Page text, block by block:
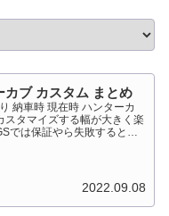
カブ カスタム まとめ
納車時 現在時 ハンターカ
スタマイズする幅が大きく楽
では保証やら失敗すると高
2022.09.08